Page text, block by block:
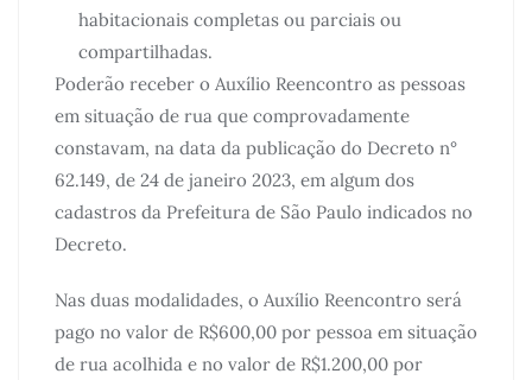
habitacionais completas ou parciais ou
compartilhadas.
Poderão receber o Auxílio Reencontro as pessoas
em situação de rua que comprovadamente
constavam, na data da publicação do Decreto n°
62.149, de 24 de janeiro 2023, em algum dos
cadastros da Prefeitura de São Paulo indicados no
Decreto.
Nas duas modalidades, o Auxílio Reencontro será
pago no valor de R$600,00 por pessoa em situação
de rua acolhida e no valor de R$1.200,00 por